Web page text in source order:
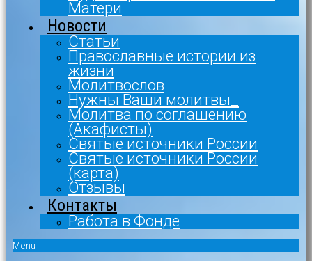
Матери
Новости
Статьи
Православные истории из
жизни
Молитвослов
Нужны Ваши молитвы_
Молитва по соглашению
(Акафисты)
Святые источники России
Святые источники России
(карта)
Отзывы
Контакты
Работа в Фонде
Menu